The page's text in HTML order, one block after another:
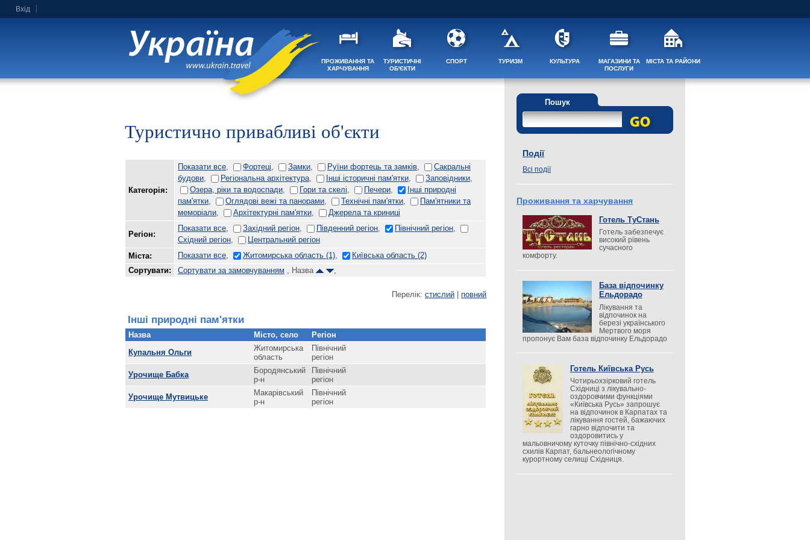
Вхід
ПРОЖИВАННЯ ТА
ХАРЧУВАННЯ
ТУРИСТИЧНІ
ОБ'ЄКТИ
СПОРТ ТУРИЗМ КУЛЬТУРА
МАГАЗИНИ ТА
ПОСЛУГИ
МІСТА ТА РАЙОНИ
Туристично привабливі об'єкти
Категорія:
Показати все Фортеці Замки Руїни фортець та замків
Сакральні
будови
Регіональна архітектура Інші історичні пам'ятки Заповідники
Озера, ріки та водоспади
Гори та скелі Печери
Інші природні
пам'ятки
Оглядові вежі та панорами Технічні пам'ятки
Пам'ятники та
меморіали
Архітектурні пам'ятки Джерела та криниці
Регіон:
Показати все Західний регіон Південний регіон Північний регіон
Східний регіон
Центральний регіон
Міста:
Показати все Житомирська область (1) Київська область (2)
Сортувати:
Сортувати за замовчуванням , Назва
Перелік: стислий повний
Інші природні пам'ятки
Назва Місто, село
Регіон
Купальня Ольги
Житомирська
область
Північний
регіон
Урочище Бабка
Бородянський
р-н
Північний
регіон
Урочище Мутвицьке
Макарівський
р-н
Північний
регіон
Пошук
Події
Всі події
Проживання та харчування
Готель ТуСтань
Готель забезпечує
високий рівень
сучасного
комфорту.
База відпочинку
Ельдорадо
Лікування та
відпочинок на
березі українського
Мертвого моря
пропонує Вам база відпочинку Ельдорадо
Готель Київська Русь
Чотирьохзірковий готель
Східниці з лікувально-
оздоровчими функціями
«Київська Русь» запрошує
на відпочинок в Карпатах та
лікування гостей, бажаючих
гарно відпочити та
оздоровитись у
мальовничому куточку північно-східних
схилів Карпат, бальнеологічному
курортному селищі Східниця.